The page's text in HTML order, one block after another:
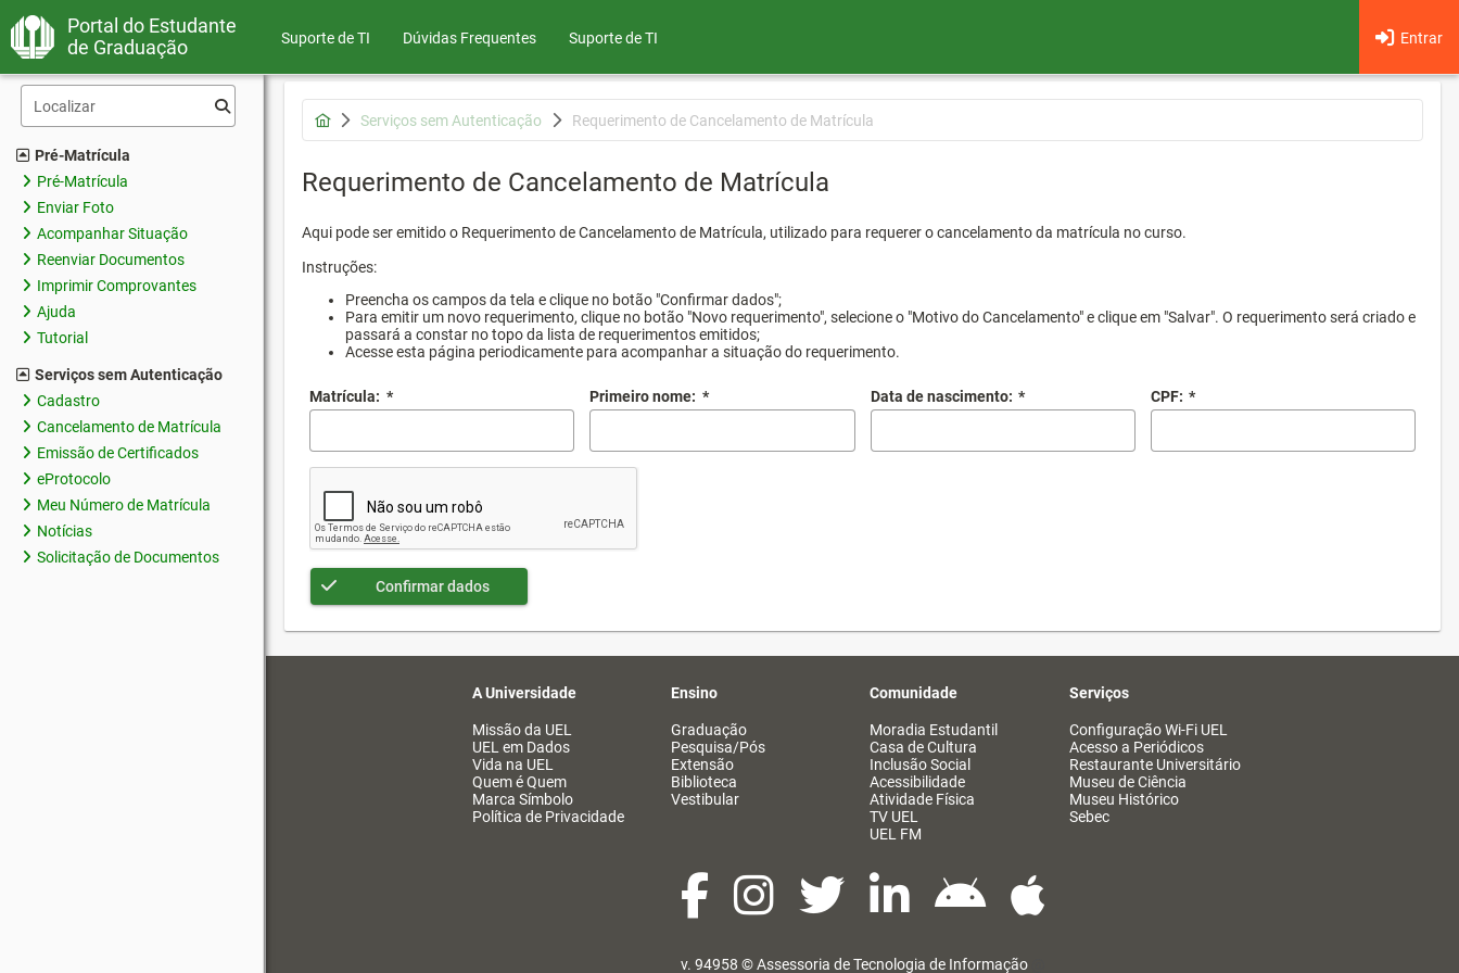
Portal do Estudante
de Graduação
Suporte de TI Dúvidas Frequentes Entrar
Suporte de TI
Pré-Matrícula
Pré-Matrícula
Enviar Foto
Acompanhar Situação
Reenviar Documentos
Imprimir Comprovantes
Ajuda
Tutorial
Serviços sem Autenticação
Cadastro
Cancelamento de Matrícula
Emissão de Certificados
eProtocolo
Meu Número de Matrícula
Notícias
Solicitação de Documentos
Serviços sem Autenticação Requerimento de Cancelamento de Matrícula
Requerimento de Cancelamento de Matrícula
Aqui pode ser emitido o Requerimento de Cancelamento de Matrícula, utilizado para requerer o cancelamento da matrícula no curso.
Instruções:
Preencha os campos da tela e clique no botão "Confirmar dados";
Para emitir um novo requerimento, clique no botão "Novo requerimento", selecione o "Motivo do Cancelamento" e clique em "Salvar". O requerimento será criado e
passará a constar no topo da lista de requerimentos emitidos;
Acesse esta página periodicamente para acompanhar a situação do requerimento.
Matrícula: * Primeiro nome: * Data de nascimento: * CPF: *
Confirmar dados
A Universidade
Missão da UEL
UEL em Dados
Vida na UEL
Quem é Quem
Marca Símbolo
Política de Privacidade
Ensino
Graduação
Pesquisa/Pós
Extensão
Biblioteca
Vestibular
Comunidade
Moradia Estudantil
Casa de Cultura
Inclusão Social
Acessibilidade
Atividade Física
TV UEL
UEL FM
Serviços
Configuração Wi-Fi UEL
Acesso a Periódicos
Restaurante Universitário
Museu de Ciência
Museu Histórico
Sebec
v. 94958 ©Assessoria de Tecnologia de Informação